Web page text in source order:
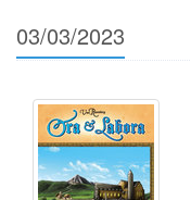
03/03/2023